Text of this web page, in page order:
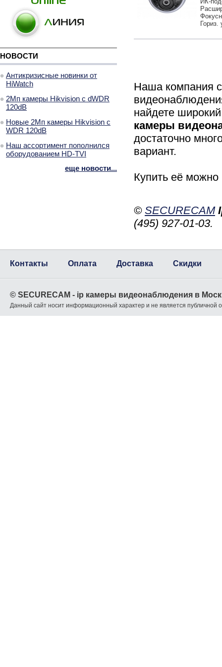
Гориз.
Наша компания
найдете
камеры
достаточно
вариант.
Купить её
© SECURECAM
(495) 927-01-03.
НОВОСТИ
Антикризисные новинки от
HiWatch
2Мп камеры Hikvision с dWDR
120dB
Новые 2Мп камеры Hikvision с
WDR 120dB
Наш ассортимент пополнился
оборудованием HD-TVI
еще новости...
Контакты Оплата Доставка Скидки
© SECURECAM - ip камеры видеонаблюдения в
Данный сайт носит информационный характер и не является публичной